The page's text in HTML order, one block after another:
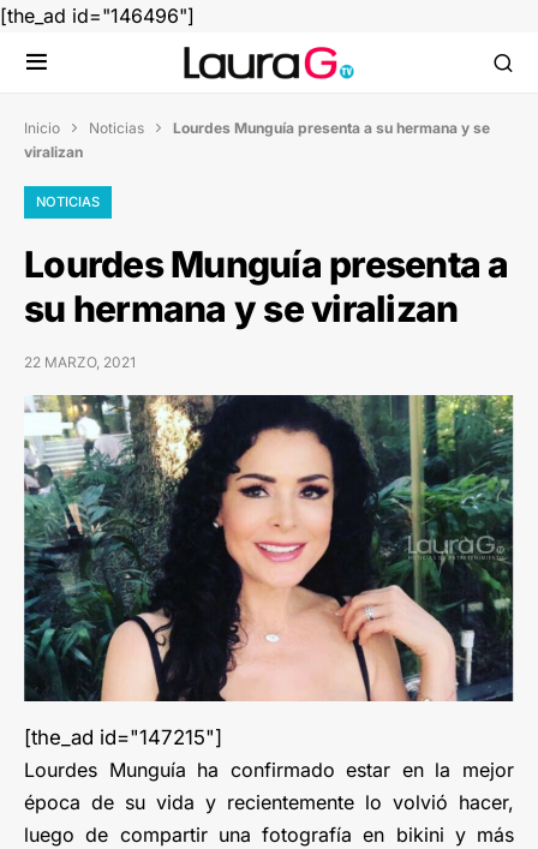
[the_ad id="146496"]
Inicio  Noticias  Lourdes Munguía presenta a su hermana y se
viralizan
NOTICIAS
Lourdes Munguía presenta a
su hermana y se viralizan
22 MARZO, 2021
[the_ad id="147215"]
Lourdes Munguía ha confirmado estar en la mejor
época de su vida y recientemente lo volvió hacer,
luego de compartir una fotografía en bikini y más